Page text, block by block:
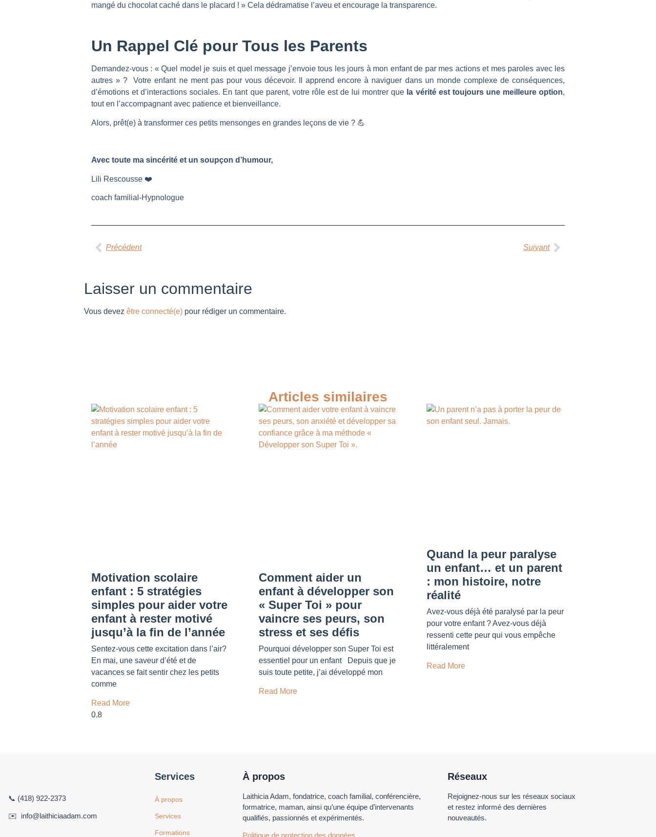
mangé du chocolat caché dans le placard ! » Cela dédramatise l’aveu et encourage la transparence.
Un Rappel Clé pour Tous les Parents
Demandez-vous : « Quel model je suis et quel message j’envoie tous les jours à mon enfant de par mes actions et mes paroles avec les
autres » ? Votre enfant ne ment pas pour vous décevoir. Il apprend encore à naviguer dans un monde complexe de conséquences,
d’émotions et d’interactions sociales. En tant que parent, votre rôle est de lui montrer que la vérité est toujours une meilleure option,
tout en l’accompagnant avec patience et bienveillance.
Alors, prêt(e) à transformer ces petits mensonges en grandes leçons de vie ? 💪
Avec toute ma sincérité et un soupçon d’humour,
Lili Rescousse ❤️
coach familial-Hypnologue
Précédent Suivant
Laisser un commentaire
Vous devez être connecté(e) pour rédiger un commentaire.
Articles similaires
Motivation scolaire
enfant : 5 stratégies
simples pour aider votre
enfant à rester motivé
jusqu’à la fin de l’année
Sentez-vous cette excitation dans l’air?
En mai, une saveur d’été et de
vacances se fait sentir chez les petits
comme
Read More
Comment aider un
enfant à développer son
« Super Toi » pour
vaincre ses peurs, son
stress et ses défis
Pourquoi développer son Super Toi est
essentiel pour un enfant Depuis que je
suis toute petite, j’ai développé mon
Read More
Quand la peur paralyse
un enfant… et un parent
: mon histoire, notre
réalité
Avez-vous déjà été paralysé par la peur
pour votre enfant ? Avez-vous déjà
ressenti cette peur qui vous empêche
littéralement
Read More
📞 (418) 922-2373
✉️ info@laithiciaadam.com
Services
À propos
Services
Formations
À propos
Laithicia Adam, fondatrice, coach familial, conférencière,
formatrice, maman, ainsi qu’une équipe d’intervenants
qualifiés, passionnés et expérimentés.
Réseaux
Rejoignez-nous sur les réseaux sociaux
et restez informé des dernières
nouveautés.